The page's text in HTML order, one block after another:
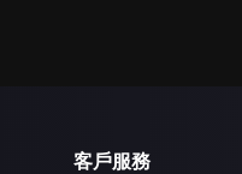
客戶服務